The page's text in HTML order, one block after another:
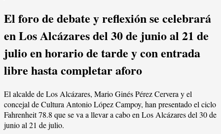
El foro de debate y reflexión se celebrará
en Los Alcázares del 30 de junio al 21 de
julio en horario de tarde y con entrada
libre hasta completar aforo
El alcalde de Los Alcázares, Mario Ginés Pérez Cervera y el
concejal de Cultura Antonio López Campoy, han presentado el ciclo
Fahrenheit 78.8 que se va a llevar a cabo en Los Alcázares del 30 de
junio al 21 de julio.